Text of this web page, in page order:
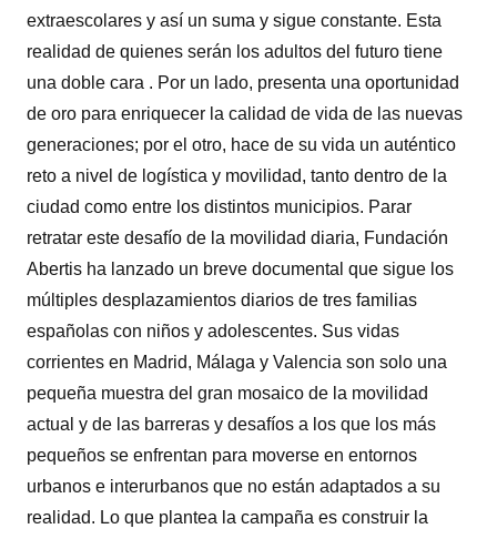
extraescolares y así un suma y sigue constante. Esta
realidad de quienes serán los adultos del futuro tiene
una doble cara . Por un lado, presenta una oportunidad
de oro para enriquecer la calidad de vida de las nuevas
generaciones; por el otro, hace de su vida un auténtico
reto a nivel de logística y movilidad, tanto dentro de la
ciudad como entre los distintos municipios. Parar
retratar este desafío de la movilidad diaria, Fundación
Abertis ha lanzado un breve documental que sigue los
múltiples desplazamientos diarios de tres familias
españolas con niños y adolescentes. Sus vidas
corrientes en Madrid, Málaga y Valencia son solo una
pequeña muestra del gran mosaico de la movilidad
actual y de las barreras y desafíos a los que los más
pequeños se enfrentan para moverse en entornos
urbanos e interurbanos que no están adaptados a su
realidad. Lo que plantea la campaña es construir la